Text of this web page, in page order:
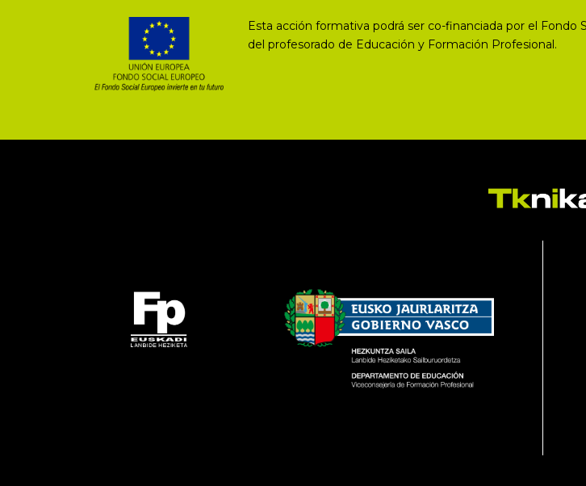
Esta acción formativa podrá ser co-financiada por el Fondo
del profesorado de Educación y Formación Profesional.